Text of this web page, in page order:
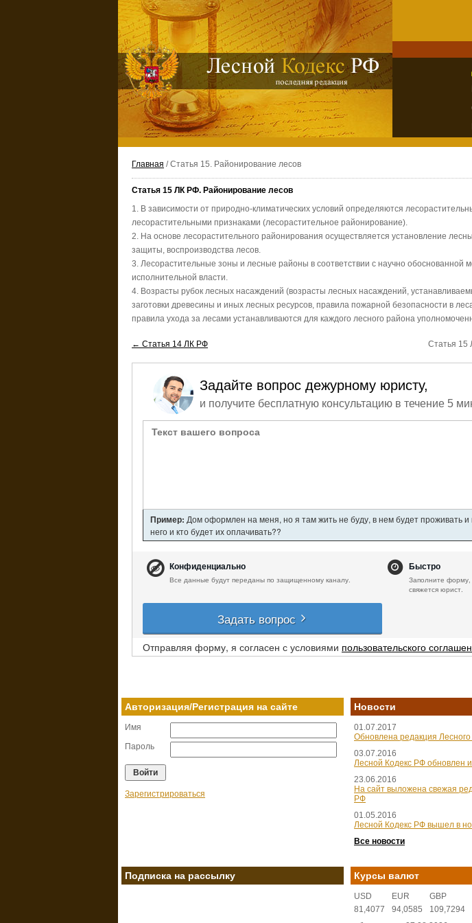
Главная / Статья 15. Районирование лесов
Статья 15 ЛК РФ. Районирование лесов
1. В зависимости от природно-климатических условий определяются
лесорастительными признаками (лесорастительное районирование).
2. На основе лесорастительного районирования осуществляется установление
защиты, воспроизводства лесов.
3. Лесорастительные зоны и лесные районы в соответствии с научно
исполнительной власти.
4. Возрасты рубок лесных насаждений (возрасты лесных насаждений,
заготовки древесины и иных лесных ресурсов, правила пожарной безопасности в
правила ухода за лесами устанавливаются для каждого лесного района
← Статья 14 ЛК РФ Статья 15
Задайте вопрос дежурному юристу,
и получите бесплатную консультацию в течение 5
Пример: Дом оформлен на меня, но я там жить не буду, в нем будет проживать
него и кто будет их оплачивать??
Конфиденциально
Все данные будут переданы по защищенному каналу.
Быстро
Заполните
свяжется юрист.
Задать вопрос
Отправляя форму, я согласен с условиями пользовательского
Авторизация/Регистрация на сайте
Имя
Пароль
Зарегистрироваться
Новости
01.07.2017
Обновлена редакция
03.07.2016
Лесной Кодекс РФ обновлен
23.06.2016
На сайт выложена свежая
РФ
01.05.2016
Лесной Кодекс РФ вышел в
Все новости
Подписка на рассылку Курсы валют
USD EUR
GBP
81,4077
94,0585
109,7294